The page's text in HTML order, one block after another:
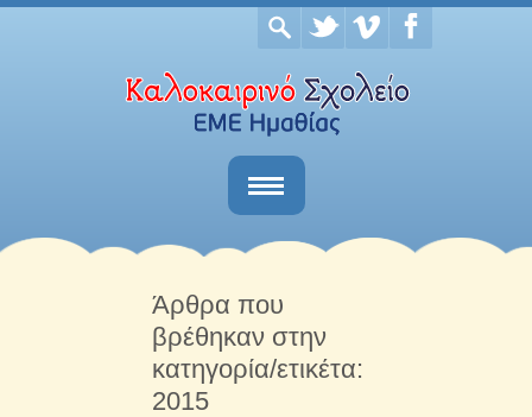
Αρχική
Νέα & Ανακοινώσεις
Επικοινωνία
Άρθρα που
βρέθηκαν στην
κατηγορία/ετικέτα:
2015